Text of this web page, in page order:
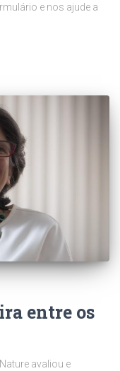
e nos ajude a
entre os
avaliou e